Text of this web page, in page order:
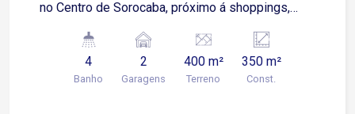
no Centro de Sorocaba, próximo á shoppings,
4
Banho
2
Garagens
400 m²
Terreno
350 m²
Const.